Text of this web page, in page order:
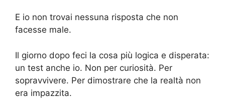
E io non trovai nessuna risposta che non
facesse male.
Il giorno dopo feci la cosa più logica e disperata:
un test anche io. Non per curiosità. Per
sopravvivere. Per dimostrare che la realtà non
era impazzita.